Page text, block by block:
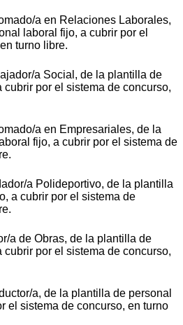
a en Relaciones Laborales,
laboral fijo, a cubrir por el
turno libre.
a Social, de la plantilla de
por el sistema de concurso,
a en Empresariales, de la
fijo, a cubrir por el sistema de
a Polideportivo, de la plantilla
a cubrir por el sistema de
a de Obras, de la plantilla de
por el sistema de concurso,
a, de la plantilla de personal
el sistema de concurso, en turno